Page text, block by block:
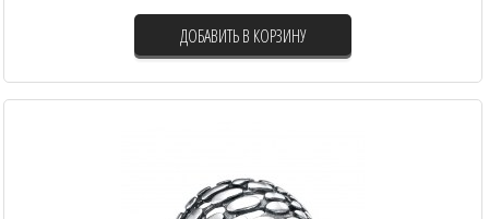
ДОБАВИТЬ В КОРЗИНУ